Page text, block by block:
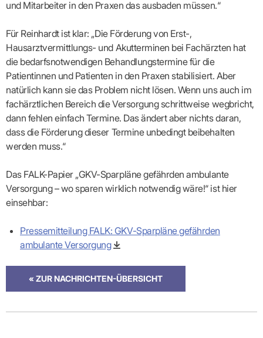
und Mitarbeiter in den Praxen das ausbaden müssen.“
Für Reinhardt ist klar: „Die Förderung von Erst-,
Hausarztvermittlungs- und Akut­terminen bei Fachärzten hat
die bedarfsnotwendigen Behandlungstermine für die
Patientinnen und Patienten in den Praxen stabilisiert. Aber
natürlich kann sie das Problem nicht lösen. Wenn uns auch im
fachärztlichen Bereich die Versorgung schrittweise wegbricht,
dann fehlen einfach Termine. Das ändert aber nichts daran,
dass die Förderung dieser Termine unbedingt beibehalten
werden muss.“
Das FALK-Papier „GKV-Sparpläne gefährden ambulante
Versorgung – wo sparen wirklich notwendig wäre!“ ist hier
einsehbar:
Pressemitteilung FALK: GKV-Sparpläne gefährden
ambulante Versorgung
« ZUR NACHRICHTEN-ÜBERSICHT